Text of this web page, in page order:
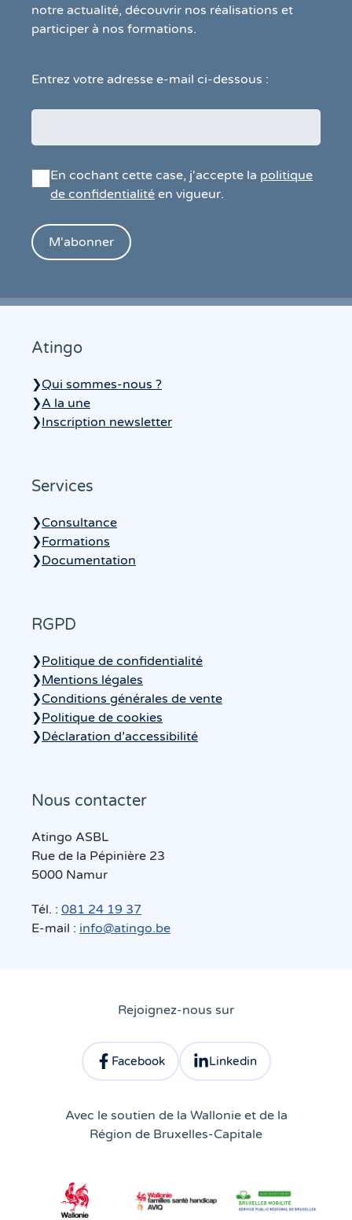
notre actualité, découvrir nos réalisations et
participer à nos formations.
Entrez votre adresse e-mail ci-dessous :
En cochant cette case, j'accepte la politique
de confidentialité en vigueur.
Atingo
❯Qui sommes-nous ?
❯A la une
❯Inscription newsletter
Services
❯Consultance
❯Formations
❯Documentation
RGPD
❯Politique de confidentialité
❯Mentions légales
❯Conditions générales de vente
❯Politique de cookies
❯Déclaration d’accessibilité
Nous contacter
Atingo ASBL
Rue de la Pépinière 23
5000 Namur
Tél. : 081 24 19 37
E-mail : info@atingo.be
Rejoignez-nous sur
Facebook
Consulter le profil facebook d'Atingo
Linkedin
Consulter le profil linkedin
Avec le soutien de la Wallonie et de la
Région de Bruxelles-Capitale